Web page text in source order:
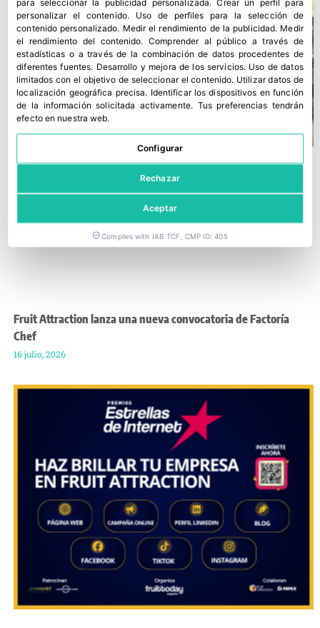
Fruit Attraction lanza una nueva convocatoria de Factoría
Chef
16 julio, 2026
para seleccionar la publicidad personalizada.Crear un perfil para
personalizar el contenido. Uso de perfiles para la selección de
contenido personalizado. Medir el rendimiento de la publicidad. Medir
el rendimiento del contenido.Comprender al público a través de
estadísticas o a través de la combinación de datos procedentes de
diferentes fuentes. Desarrollo y mejora de los servicios. Uso de datos
limitados con el objetivo de seleccionar el contenido. Utilizar datos de
localización geográfica precisa. Identificar los dispositivos en función
de la información solicitada activamente. Tus preferencias tendrán
efecto en nuestra web.
Configurar
Rechazar
Aceptar
Complies with IAB TCF, CMP ID: 405